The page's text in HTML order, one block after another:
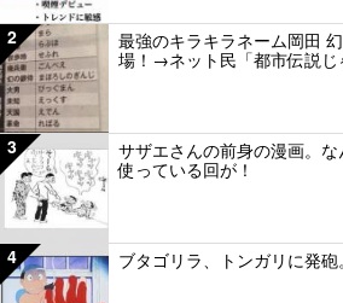
2
最強のキラキラネーム岡田
場！→ネット民「都市伝説じ
3
サザエさんの前身の漫画。
使っている回が！
4 ブタゴリラ、トンガリに発